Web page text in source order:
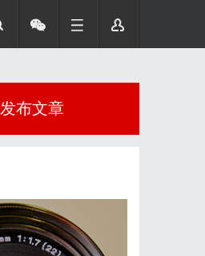
发布文章